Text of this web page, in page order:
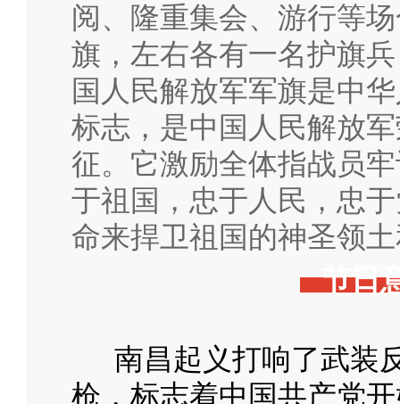
阅、隆重集会、游行等
旗，左右各有一名护旗
国人民解放军军旗是中
标志，是中国人民解放
征。它激励全体指战员
于祖国，忠于人民，忠
命来捍卫祖国的神圣领
节日
南昌起义打响了武装
枪，标志着中国共产党